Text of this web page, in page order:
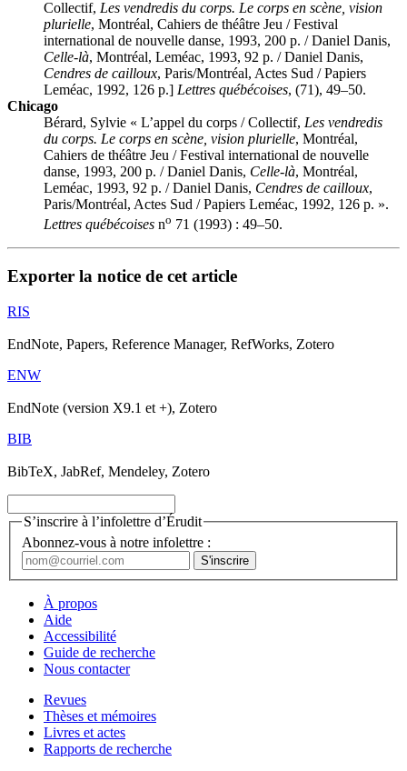
Collectif, Les vendredis du corps. Le corps en scène, vision
plurielle, Montréal, Cahiers de théâtre Jeu / Festival
international de nouvelle danse, 1993, 200 p. / Daniel Danis,
Celle-là, Montréal, Leméac, 1993, 92 p. / Daniel Danis,
Cendres de cailloux, Paris/Montréal, Actes Sud / Papiers
Leméac, 1992, 126 p.] Lettres québécoises, (71), 49–50.
Chicago
Bérard, Sylvie « L’appel du corps / Collectif, Les vendredis
du corps. Le corps en scène, vision plurielle, Montréal,
Cahiers de théâtre Jeu / Festival international de nouvelle
danse, 1993, 200 p. / Daniel Danis, Celle-là, Montréal,
Leméac, 1993, 92 p. / Daniel Danis, Cendres de cailloux,
Paris/Montréal, Actes Sud / Papiers Leméac, 1992, 126 p. ».
Lettres québécoises no 71 (1993) : 49–50.
Exporter la notice de cet article
RIS
EndNote, Papers, Reference Manager, RefWorks, Zotero
ENW
EndNote (version X9.1 et +), Zotero
BIB
BibTeX, JabRef, Mendeley, Zotero
S’inscrire à l’infolettre d’Érudit
Abonnez-vous à notre infolettre :
À propos
Aide
Accessibilité
Guide de recherche
Nous contacter
Revues
Thèses et mémoires
Livres et actes
Rapports de recherche